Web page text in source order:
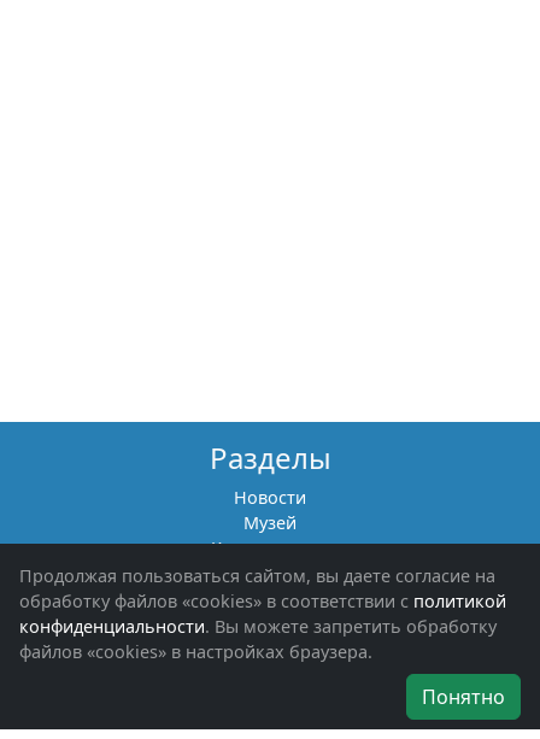
Разделы
Новости
Музей
Книги памяти
Фотоальбомы
Обращения граждан
Помощь участникам СВО и их семьям
Об организации
Продолжая пользоваться сайтом, вы даете согласие на
обработку файлов «cookies» в соответствии с политикой
конфиденциальности. Вы можете запретить обработку
файлов «cookies» в настройках браузера.
Понятно